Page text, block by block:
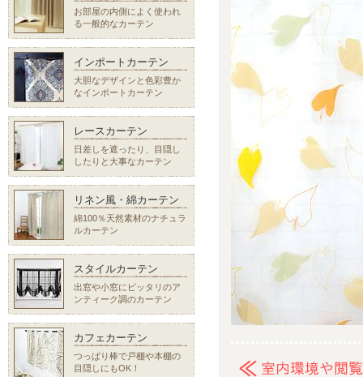
お部屋の内側によく使われ
る一般的なカーテン
インポートカーテン
大胆なデザインと色彩豊か
なインポートカーテン
レースカーテン
日差しを遮ったり、目隠し
したりと大事なカーテン
リネン風・綿カーテン
綿100％天然素材のナチュラ
ルカーテン
スタイルカーテン
出窓や小窓にピッタリのア
ンティーク調のカーテン
カフェカーテン
つっぱり棒で戸棚や本棚の
目隠しにもOK！